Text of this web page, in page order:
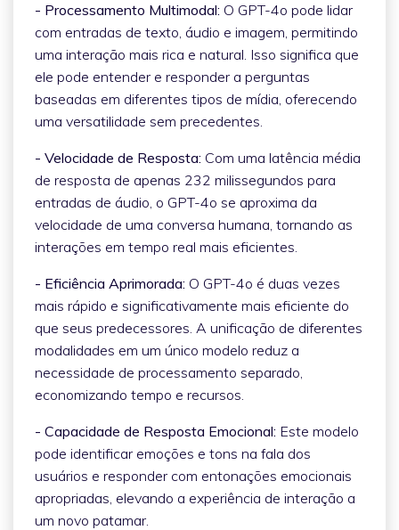
- Processamento Multimodal: O GPT-4o pode lidar
com entradas de texto, áudio e imagem, permitindo
uma interação mais rica e natural. Isso significa que
ele pode entender e responder a perguntas
baseadas em diferentes tipos de mídia, oferecendo
uma versatilidade sem precedentes.
- Velocidade de Resposta: Com uma latência média
de resposta de apenas 232 milissegundos para
entradas de áudio, o GPT-4o se aproxima da
velocidade de uma conversa humana, tornando as
interações em tempo real mais eficientes.
- Eficiência Aprimorada: O GPT-4o é duas vezes
mais rápido e significativamente mais eficiente do
que seus predecessores. A unificação de diferentes
modalidades em um único modelo reduz a
necessidade de processamento separado,
economizando tempo e recursos.
- Capacidade de Resposta Emocional: Este modelo
pode identificar emoções e tons na fala dos
usuários e responder com entonações emocionais
apropriadas, elevando a experiência de interação a
um novo patamar.